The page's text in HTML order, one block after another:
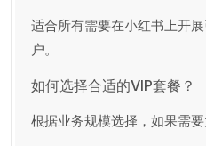
适合所有需要在小红书上开
户。
如何选择合适的VIP套餐？
根据业务规模选择，如果需